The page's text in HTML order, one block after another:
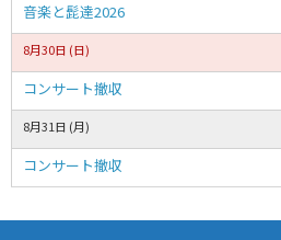
音楽と髭達2026
8月30日 (日)
コンサート撤収
8月31日 (月)
コンサート撤収